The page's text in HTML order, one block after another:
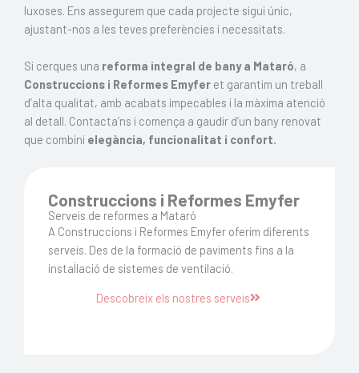
luxoses. Ens assegurem que cada projecte sigui únic,
ajustant-nos a les teves preferències i necessitats.
Si cerques una reforma integral de bany a Mataró, a
Construccions i Reformes Emyfer et garantim un treball
d’alta qualitat, amb acabats impecables i la màxima atenció
al detall. Contacta’ns i comença a gaudir d’un bany renovat
que combini elegància, funcionalitat i confort.
Construccions i Reformes Emyfer
Serveis de reformes a Mataró
A Construccions i Reformes Emyfer oferim diferents
serveis. Des de la formació de paviments fins a la
instal·lació de sistemes de ventilació.
Descobreix els nostres serveis